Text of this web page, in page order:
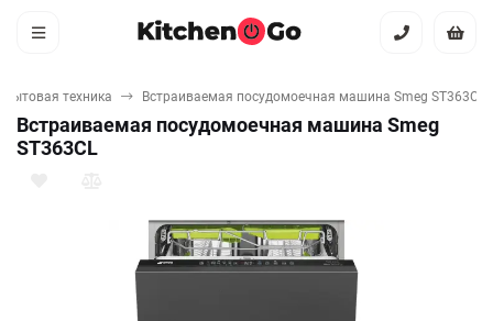
техника Встраиваемая посудомоечная машина Smeg ST363CL
Встраиваемая посудомоечная машина Smeg
ST363CL